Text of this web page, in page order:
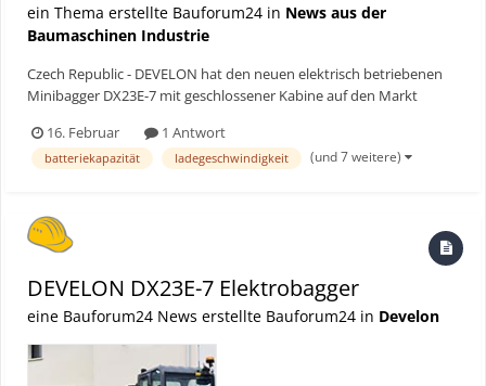
ein Thema erstellte Bauforum24 in News aus der
Baumaschinen Industrie
Czech Republic - DEVELON hat den neuen elektrisch betriebenen
Minibagger DX23E-7 mit geschlossener Kabine auf den Markt
elektrischer Bagger des Unternehmens. Bauforum24 Artikel
(20.11.2025): DEVELON Raupenbagger Serie 9 Hohe...
16. Februar 1 Antwort
batteriekapazität ladegeschwindigkeit (und 7 weitere)
DEVELON DX23E-7 Elektrobagger
eine Bauforum24 News erstellte Bauforum24 in Develon